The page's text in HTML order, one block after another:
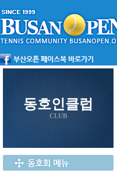
동호인클럽
CLUB